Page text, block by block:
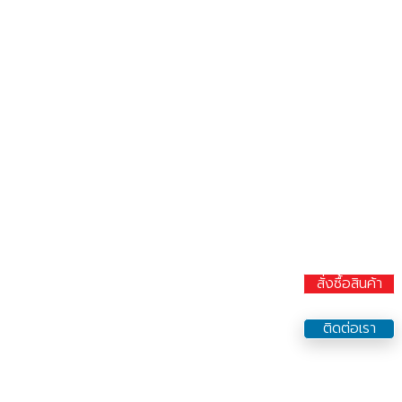
สั่งซื้อสินค้า
ติดต่อเรา